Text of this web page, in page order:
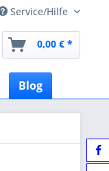
Service/Hilfe
0,00 € *
Blog